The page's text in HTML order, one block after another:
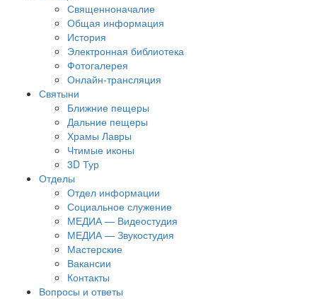
Священноначалие
Общая информация
История
Электронная библиотека
Фотогалерея
Онлайн-трансляция
Святыни
Ближние пещеры
Дальние пещеры
Храмы Лавры
Чтимые иконы
3D Тур
Отделы
Отдел информации
Социальное служение
МЕДИА — Видеостудия
МЕДИА — Звукостудия
Мастерские
Вакансии
Контакты
Вопросы и ответы